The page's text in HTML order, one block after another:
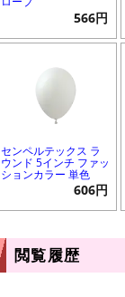
566円
センペルテックス ラ
ウンド 5インチ ファッ
ションカラー 単色
606円
閲覧履歴